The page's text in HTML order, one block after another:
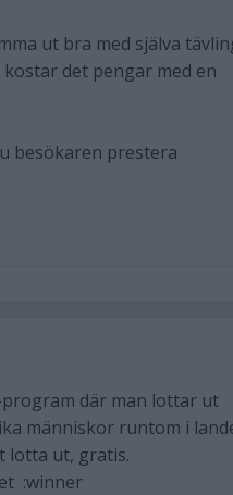
ut bra med själva
det pengar med en
besökaren prestera
där man lottar ut
människor runtom i
lotta ut, gratis.
:winner